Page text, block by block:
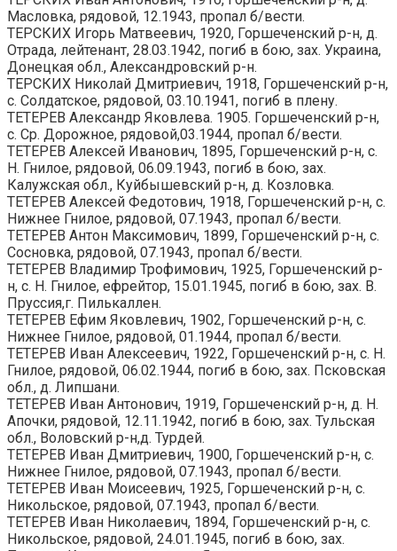
Масловка, рядовой, 12.1943, пропал б/вести.
ТЕРСКИХ Игорь Матвеевич, 1920, Горшеченский р-н, д.
Отрада, лейтенант, 28.03.1942, погиб в бою, зах. Украина,
Донецкая обл., Александровский р-н.
ТЕРСКИХ Николай Дмитриевич, 1918, Горшеченский р-н,
с. Солдатское, рядовой, 03.10.1941, погиб в плену.
ТЕТЕРЕВ Александр Яковлева. 1905. Горшеченский р-н,
с. Ср. Дорожное, рядовой,03.1944, пропал б/вести.
ТЕТЕРЕВ Алексей Иванович, 1895, Горшеченский р-н, с.
Н. Гнилое, рядовой, 06.09.1943, погиб в бою, зах.
Калужская обл., Куйбышевский р-н, д. Козловка.
ТЕТЕРЕВ Алексей Федотович, 1918, Горшеченский р-н, с.
Нижнее Гнилое, рядовой, 07.1943, пропал б/вести.
ТЕТЕРЕВ Антон Максимович, 1899, Горшеченский р-н, с.
Сосновка, рядовой, 07.1943, пропал б/вести.
ТЕТЕРЕВ Владимир Трофимович, 1925, Горшеченский р-
н, с. Н. Гнилое, ефрейтор, 15.01.1945, погиб в бою, зах. В.
Пруссия,г. Пилькаллен.
ТЕТЕРЕВ Ефим Яковлевич, 1902, Горшеченский р-н, с.
Нижнее Гнилое, рядовой, 01.1944, пропал б/вести.
ТЕТЕРЕВ Иван Алексеевич, 1922, Горшеченский р-н, с. Н.
Гнилое, рядовой, 06.02.1944, погиб в бою, зах. Псковская
обл., д. Липшани.
ТЕТЕРЕВ Иван Антонович, 1919, Горшеченский р-н, д. Н.
Апочки, рядовой, 12.11.1942, погиб в бою, зах. Тульская
обл., Воловский р-н,д. Турдей.
ТЕТЕРЕВ Иван Дмитриевич, 1900, Горшеченский р-н, с.
Нижнее Гнилое, рядовой, 07.1943, пропал б/вести.
ТЕТЕРЕВ Иван Моисеевич, 1925, Горшеченский р-н, с.
Никольское, рядовой, 07.1943, пропал б/вести.
ТЕТЕРЕВ Иван Николаевич, 1894, Горшеченский р-н, с.
Никольское, рядовой, 24.01.1945, погиб в бою, зах.